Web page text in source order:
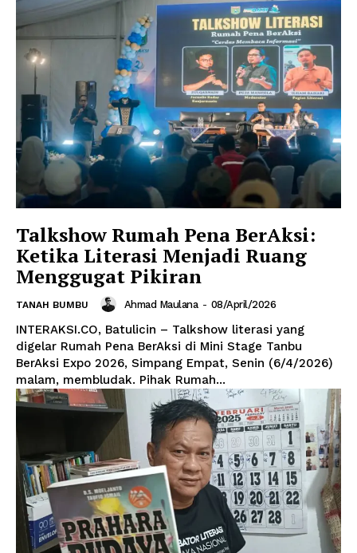
Talkshow Rumah Pena BerAksi:
Ketika Literasi Menjadi Ruang
Menggugat Pikiran
TANAH BUMBU Ahmad Maulana - 08/April/2026
INTERAKSI.CO, Batulicin – Talkshow literasi yang
digelar Rumah Pena BerAksi di Mini Stage Tanbu
BerAksi Expo 2026, Simpang Empat, Senin (6/4/2026)
malam, membludak. Pihak Rumah...